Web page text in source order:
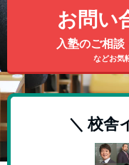
お問い
入塾のご相
などお気
＼ 校舎